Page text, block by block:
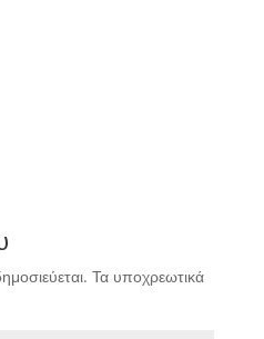
Τα υποχρεωτικά